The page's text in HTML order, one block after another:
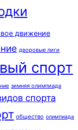
движение
дворовые лиги
спорт
зимняя олимпиада
спорта
общество олимпиада